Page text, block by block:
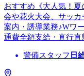
おすすめ《大人気！
会や花火大会、サッ
案内・誘導業務♪Wワ
通費全額支給・直行
警備スタッフ 日